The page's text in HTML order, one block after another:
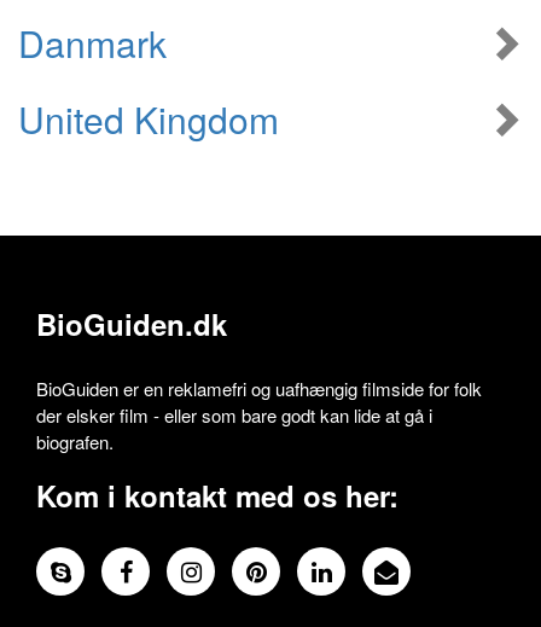
Danmark
United Kingdom
BioGuiden.dk
BioGuiden er en reklamefri og uafhængig filmside for folk
der elsker film - eller som bare godt kan lide at gå i
biografen.
Kom i kontakt med os her: